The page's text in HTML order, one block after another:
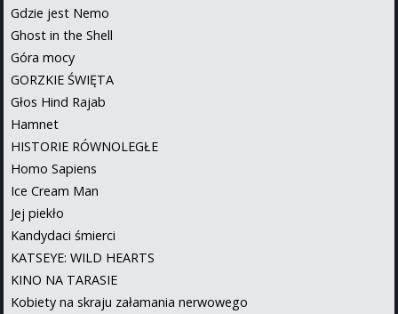
Gdzie jest Nemo
Ghost in the Shell
Góra mocy
GORZKIE ŚWIĘTA
Głos Hind Rajab
Hamnet
HISTORIE RÓWNOLEGŁE
Homo Sapiens
Ice Cream Man
Jej piekło
Kandydaci śmierci
KATSEYE: WILD HEARTS
KINO NA TARASIE
Kobiety na skraju załamania nerwowego